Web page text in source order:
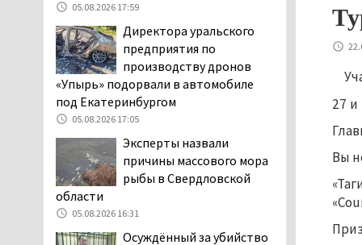
27 и
Вы
05.08.2026 17:59
Директора уральского
предприятия по
производству дронов
«Упырь» подорвали в автомобиле
под Екатеринбургом
05.08.2026 17:05
Эксперты назвали
причины массового мора
рыбы в Свердловской
области
05.08.2026 16:31
Осуждённый за убийство